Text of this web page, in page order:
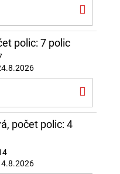
polic: 7 polic
počet polic: 4